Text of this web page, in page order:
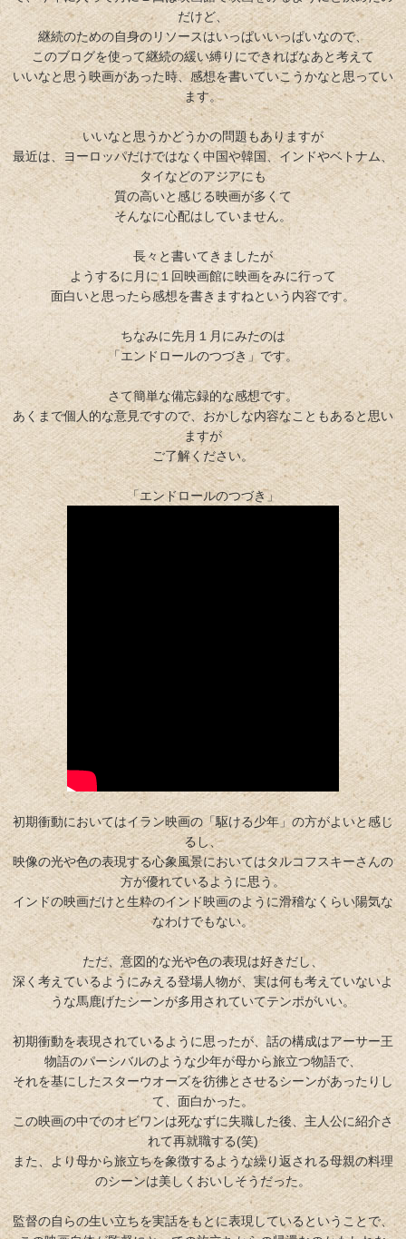
だけど、
継続のための自身のリソースはいっぱいいっぱいなので、
このブログを使って継続の緩い縛りにできればなあと考えて
いいなと思う映画があった時、感想を書いていこうかなと思ってい
ます。
いいなと思うかどうかの問題もありますが
最近は、ヨーロッパだけではなく中国や韓国、インドやベトナム、
タイなどのアジアにも
質の高いと感じる映画が多くて
そんなに心配はしていません。
長々と書いてきましたが
ようするに月に１回映画館に映画をみに行って
面白いと思ったら感想を書きますねという内容です。
ちなみに先月１月にみたのは
「エンドロールのつづき」です。
さて簡単な備忘録的な感想です。
あくまで個人的な意見ですので、おかしな内容なこともあると思い
ますが
ご了解ください。
「エンドロールのつづき」
初期衝動においてはイラン映画の「駆ける少年」の方がよいと感じ
るし、
映像の光や色の表現する心象風景においてはタルコフスキーさんの
方が優れているように思う。
インドの映画だけと生粋のインド映画のように滑稽なくらい陽気な
なわけでもない。
ただ、意図的な光や色の表現は好きだし、
深く考えているようにみえる登場人物が、実は何も考えていないよ
うな馬鹿げたシーンが多用されていてテンポがいい。
初期衝動を表現されているように思ったが、話の構成はアーサー王
物語のパーシバルのような少年が母から旅立つ物語で、
それを基にしたスターウオーズを彷彿とさせるシーンがあったりし
て、面白かった。
この映画の中でのオビワンは死なずに失職した後、主人公に紹介さ
れて再就職する(笑)
また、より母から旅立ちを象徴するような繰り返される母親の料理
のシーンは美しくおいしそうだった。
監督の自らの生い立ちを実話をもとに表現しているということで、